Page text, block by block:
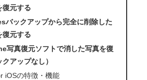
復元する
バックアップから完全に削除した
復元する
写真復元ソフトで消した写真を復
アップなし）
iOSの特徴・機能